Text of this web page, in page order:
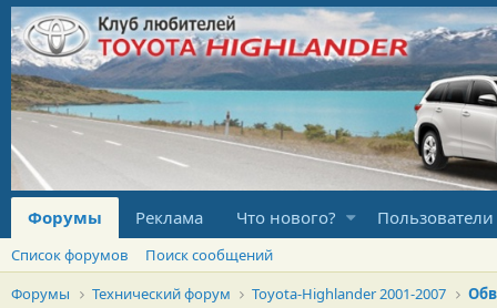
Форумы Реклама Что нового? Пользователи
Список форумов
Поиск сообщений
Форумы
Технический форум Toyota-Highlander 2001-2007